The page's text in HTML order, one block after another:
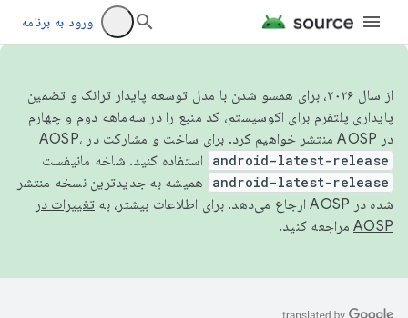
ورود به برنامه
از سال ۲۰۲۶، برای همسو شدن با مدل توسعه پایدار ترانک و تضمین
پایداری پلتفرم برای اکوسیستم، کد منبع را در سه‌ماهه دوم و چهارم
در AOSP منتشر خواهیم کرد. برای ساخت و مشارکت در AOSP،
android-latest-release استفاده کنید. شاخه مانیفست
android-latest-release
همیشه به جدیدترین نسخه منتشر
شده در AOSP ارجاع می‌دهد. برای اطلاعات بیشتر، به
تغییرات در
AOSP مراجعه کنید.